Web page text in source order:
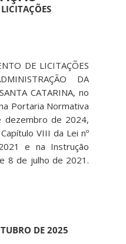
DE LICITAÇÕES
DA
CATARINA, no
Portaria Normativa
dezembro de 2024,
VIII da Lei nº
e na Instrução
8 de julho de 2021.
DE 2025